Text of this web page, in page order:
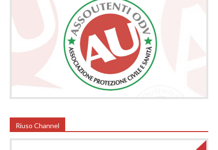
Riuso Channel